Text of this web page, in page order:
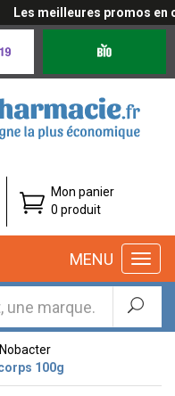
Les meilleures promos en
Mon panier
0 produit
MENU
Nobacter
100g